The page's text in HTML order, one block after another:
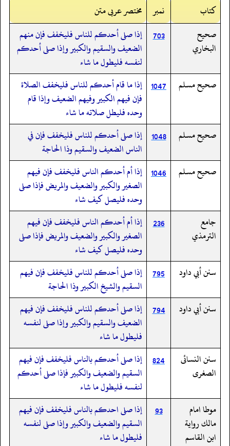
کتاب نمبر
مختصر عربی متن
صحيح
البخاري
703
إذا صلى أحدكم للناس فليخفف فإن منهم
الضعيف والسقيم والكبير وإذا صلى أحدكم
لنفسه فليطول ما شاء
صحيح مسلم
1047 إذا ما قام أحدكم للناس فليخفف الصلاة
فإن فيهم الكبير وفيهم الضعيف وإذا قام
وحده فليطل صلاته ما شاء
صحيح مسلم
1048 إذا صلى أحدكم للناس فليخفف فإن في
الناس الضعيف والسقيم وذا الحاجة
صحيح مسلم
1046 إذا أم أحدكم الناس فليخفف فإن فيهم
الصغير والكبير والضعيف والمريض فإذا صلى
وحده فليصل كيف شاء
جامع
الترمذي
236
إذا أم أحدكم الناس فليخفف فإن فيهم
الصغير والكبير والضعيف والمريض فإذا صلى
وحده فليصل كيف شاء
سنن أبي داود
795
إذا صلى أحدكم للناس فليخفف فإن فيهم
السقيم والشيخ الكبير وذا الحاجة
سنن أبي داود
794
إذا صلى أحدكم للناس فليخفف فإن فيهم
الضعيف والسقيم والكبير وإذا صلى لنفسه
فليطول ما شاء
سنن النسائى
الصغرى
824
إذا صلى أحدكم بالناس فليخفف فإن فيهم
السقيم والضعيف والكبير فإذا صلى أحدكم
لنفسه فليطول ما شاء
موطا امام
مالك رواية
ابن القاسم
93
إذا صلى احدكم بالناس فليخفف فإن فيهم
السقيم والضعيف والكبير وإذا صلى لنفسه
فليطول ما شاء